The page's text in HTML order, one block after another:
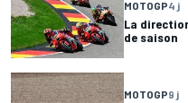
MOTOGP4 j
La
de saison
MOTOGP9 j